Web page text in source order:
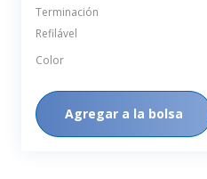
Terminación
Refilável
Color
Agregar a la bolsa